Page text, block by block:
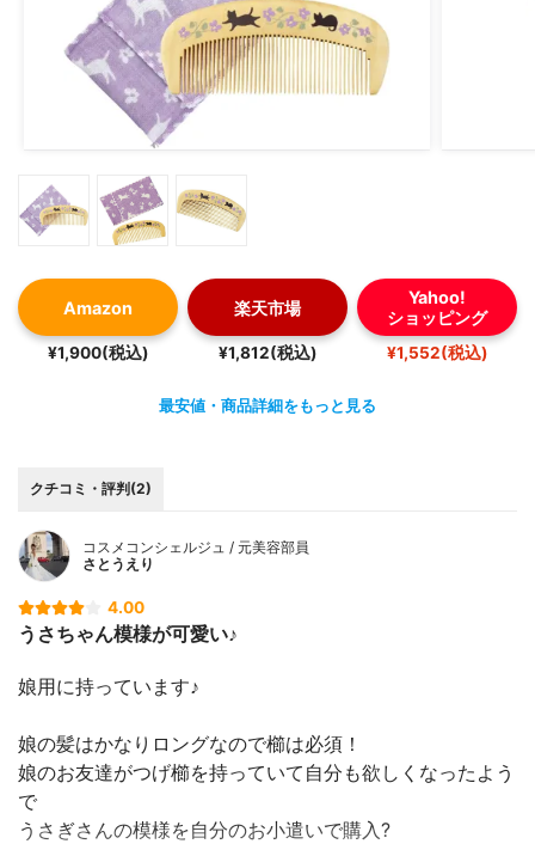
Amazon
¥1,900(税込)
楽天市場
¥1,812(税込)
Yahoo!
ショッピング
¥1,552(税込)
最安値・商品詳細をもっと見る
クチコミ・評判(2)
コスメコンシェルジュ / 元美容部員
さとうえり
4.00
うさちゃん模様が可愛い♪
娘用に持っています♪
娘の髪はかなりロングなので櫛は必須！
娘のお友達がつげ櫛を持っていて自分も欲しくなったよう
で
うさぎさんの模様を自分のお小遣いで購入?